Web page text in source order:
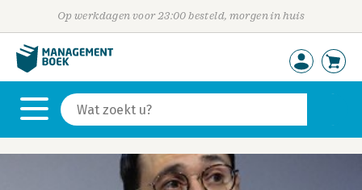
Op werkdagen voor 23:00 besteld, morgen in huis